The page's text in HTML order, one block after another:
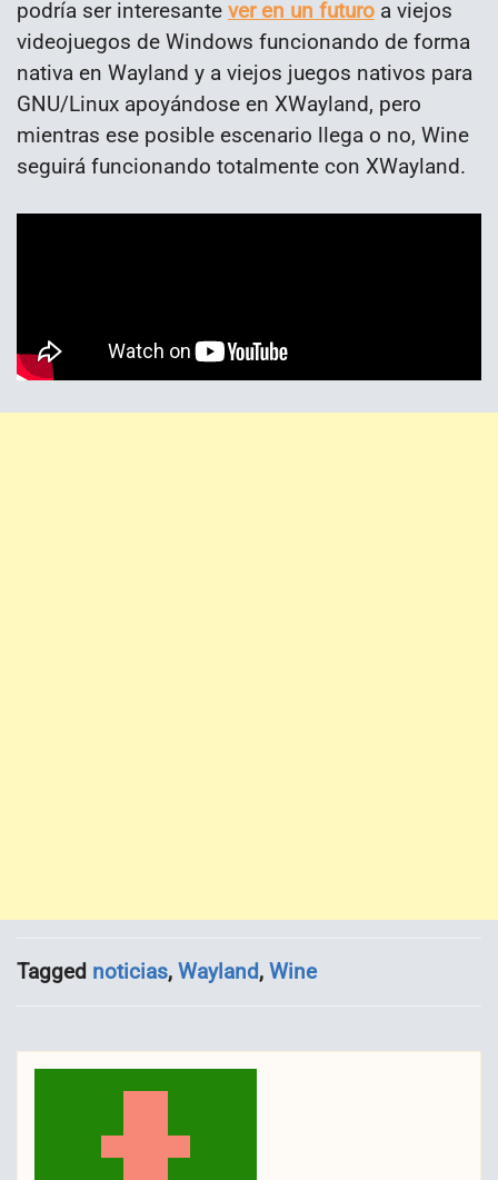
podría ser interesante ver en un futuro a viejos
videojuegos de Windows funcionando de forma
nativa en Wayland y a viejos juegos nativos para
GNU/Linux apoyándose en XWayland, pero
mientras ese posible escenario llega o no, Wine
seguirá funcionando totalmente con XWayland.
Tagged noticias, Wayland, Wine